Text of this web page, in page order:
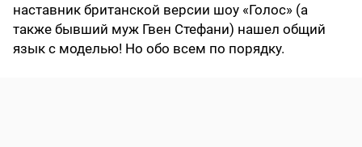
наставник британской версии шоу «Голос» (а
также бывший муж Гвен Стефани) нашел общий
язык с моделью! Но обо всем по порядку.